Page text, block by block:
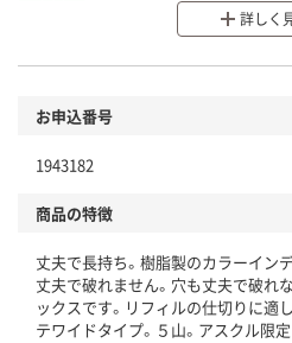
分別・リサイ
商品
本体
仕組
アスクルで
温室効果ガ
詳しく
お申込番号
1943182
商品の特徴
丈夫で長持ち。樹脂製のカラーイン
丈夫で破れません。穴も丈夫で破れ
ックスです。リフィルの仕切りに適
テワイドタイプ。５山。アスクル限